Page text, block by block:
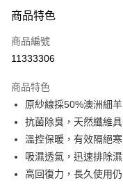
信用卡一次付款
超商取貨付款
Apple Pay
ATM付款
運送方式
商品特色
商品編號
11333306
商品特色
原紗線採50%澳洲細
抗菌除臭，天然纖維
溫控保暖，有效隔絕
吸濕透氣，迅速排除
高回復力，長久使用